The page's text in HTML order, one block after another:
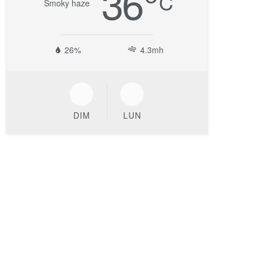
Smoky haze
26% 4.3mh
DIM LUN